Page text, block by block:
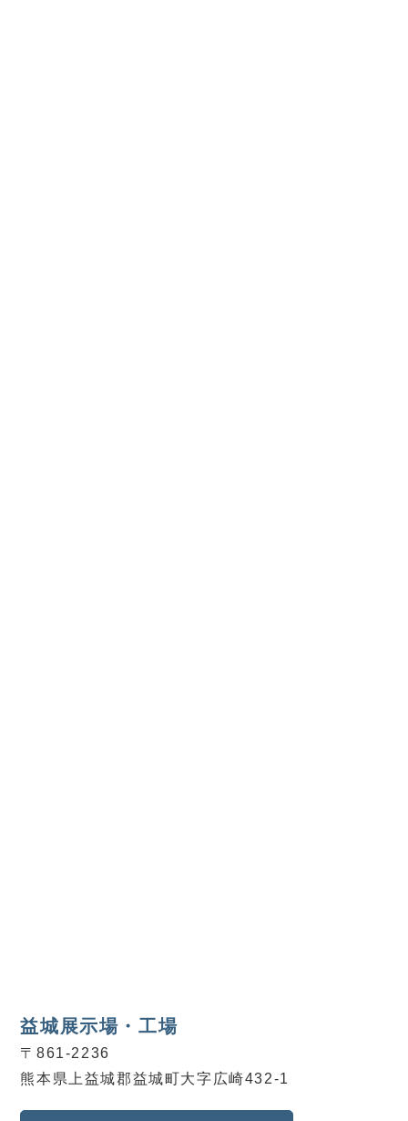
益城展示場・工場
〒861-2236
熊本県上益城郡益城町大字広崎432-1